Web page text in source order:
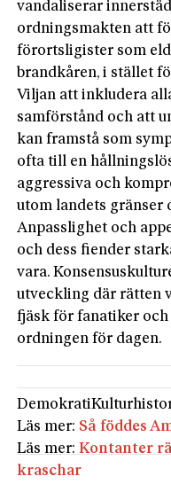
vandaliserar
ordningsmakten att
förortsligister som
brandkåren, i stället
Viljan att inkludera
samförstånd och att
kan framstå som
ofta till en
aggressiva och
utom landets gränser
Anpasslighet och
och dess fiender
vara.
utveckling där rätten
fjäsk för fanatiker
ordningen för dagen.
Demokrati
Läs mer: Så föddes
Läs mer:Kontanter
kraschar